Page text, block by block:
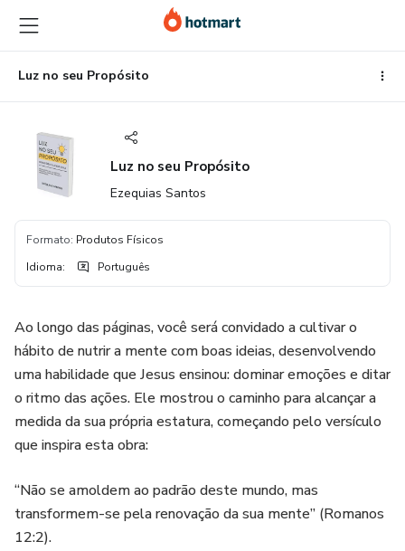
para
o
conteúdo
principal
para
o
pagamento
para
o
rodapéLuz no seu Propósito
Luz no seu Propósito
Ezequias Santos
Formato: Produtos Físicos
Idioma: Português
Ao longo das páginas, você será convidado a cultivar o
hábito de nutrir a mente com boas ideias, desenvolvendo
uma habilidade que Jesus ensinou: dominar emoções e ditar
o ritmo das ações. Ele mostrou o caminho para alcançar a
medida da sua própria estatura, começando pelo versículo
que inspira esta obra:
“Não se amoldem ao padrão deste mundo, mas
transformem-se pela renovação da sua mente” (Romanos
12:2).